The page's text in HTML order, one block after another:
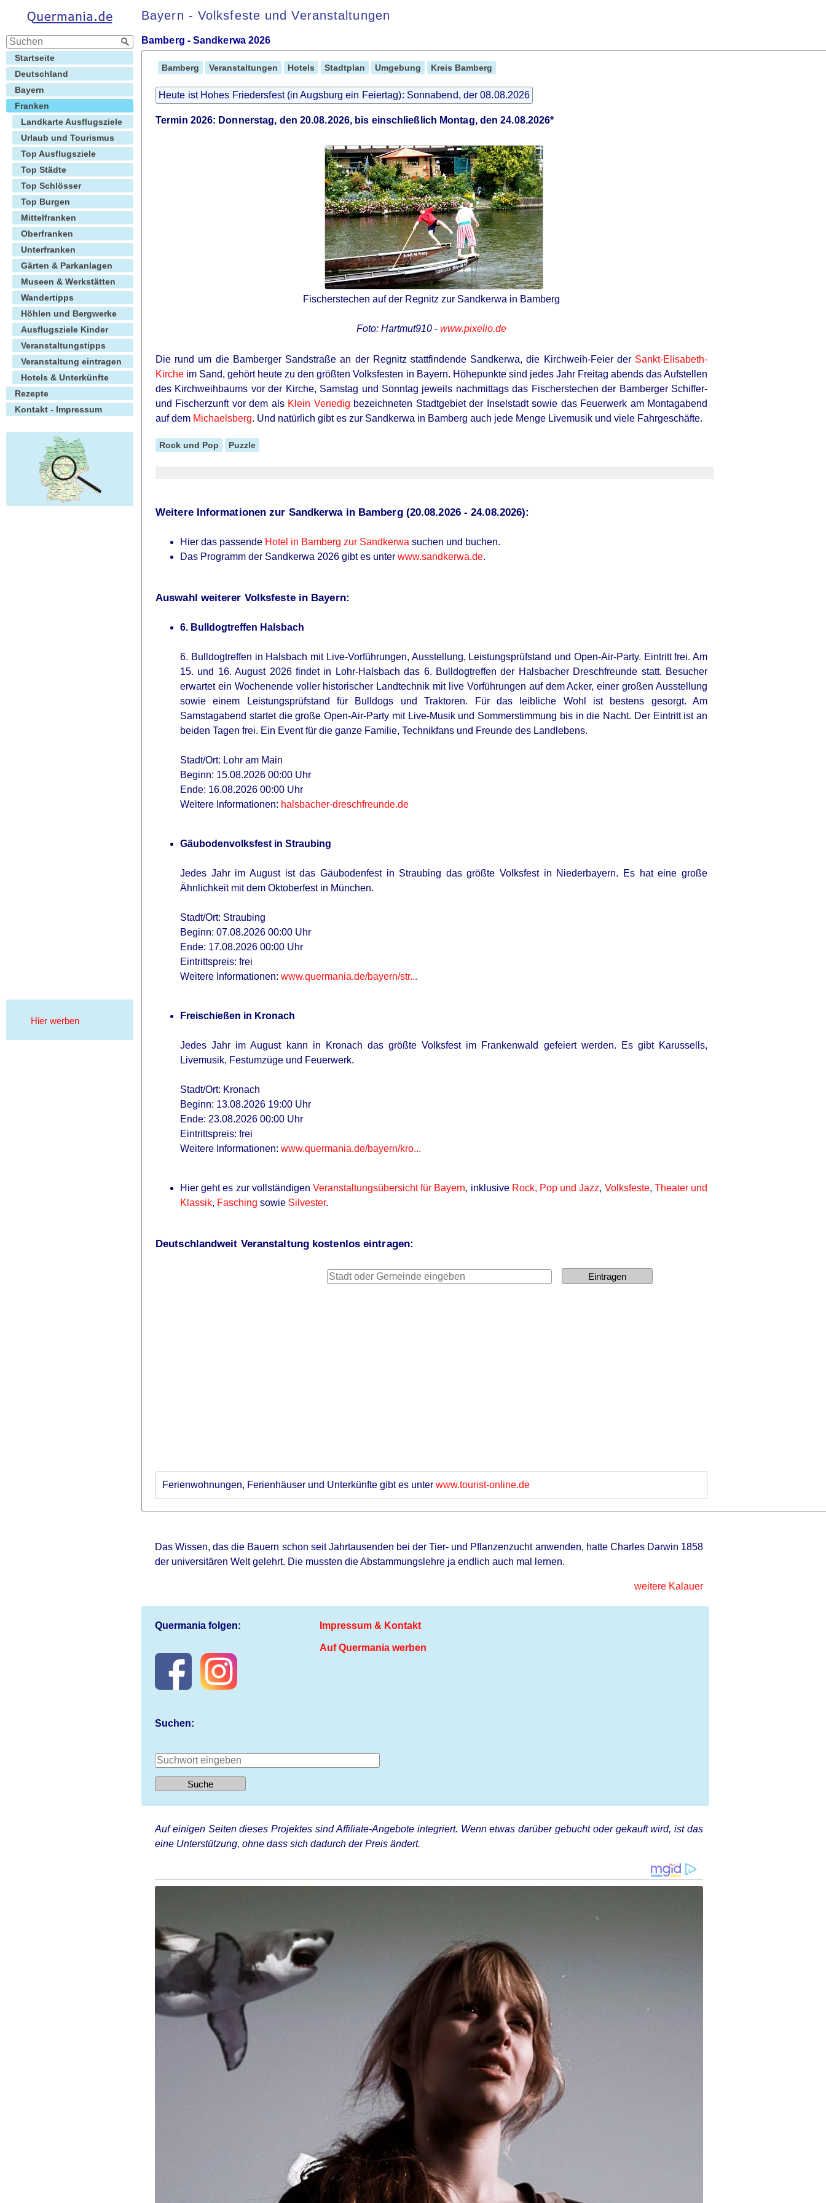
Bayern - Volksfeste und Veranstaltungen
Bamberg - Sandkerwa 2026
Bamberg Veranstaltungen Hotels Stadtplan Umgebung Kreis Bamberg
Heute ist Hohes Friedersfest (in Augsburg ein Feiertag): Sonnabend, der 08.08.2026
Termin 2026: Donnerstag, den 20.08.2026, bis einschließlich Montag, den 24.08.2026*
Fischerstechen auf der Regnitz zur Sandkerwa in Bamberg
Foto: Hartmut910 - www.pixelio.de
Die rund um die Bamberger Sandstraße an der Regnitz stattfindende Sandkerwa, die Kirchweih-Feier der Sankt-Elisabeth-
Kirche im Sand, gehört heute zu den größten Volksfesten in Bayern. Höhepunkte sind jedes Jahr Freitag abends das Aufstellen
des Kirchweihbaums vor der Kirche, Samstag und Sonntag jeweils nachmittags das Fischerstechen der Bamberger Schiffer-
und Fischerzunft vor dem als Klein Venedig bezeichneten Stadtgebiet der Inselstadt sowie das Feuerwerk am Montagabend
auf dem Michaelsberg. Und natürlich gibt es zur Sandkerwa in Bamberg auch jede Menge Livemusik und viele Fahrgeschäfte.
Rock und Pop Puzzle
Weitere Informationen zur Sandkerwa in Bamberg (20.08.2026 - 24.08.2026):
Hier das passende Hotel in Bamberg zur Sandkerwa suchen und buchen.
Das Programm der Sandkerwa 2026 gibt es unter www.sandkerwa.de.
Auswahl weiterer Volksfeste in Bayern:
6. Bulldogtreffen Halsbach
6. Bulldogtreffen in Halsbach mit Live-Vorführungen, Ausstellung, Leistungsprüfstand und Open-Air-Party. Eintritt frei. Am
15. und 16. August 2026 findet in Lohr-Halsbach das 6. Bulldogtreffen der Halsbacher Dreschfreunde statt. Besucher
erwartet ein Wochenende voller historischer Landtechnik mit live Vorführungen auf dem Acker, einer großen Ausstellung
sowie einem Leistungsprüfstand für Bulldogs und Traktoren. Für das leibliche Wohl ist bestens gesorgt. Am
Samstagabend startet die große Open-Air-Party mit Live-Musik und Sommerstimmung bis in die Nacht. Der Eintritt ist an
beiden Tagen frei. Ein Event für die ganze Familie, Technikfans und Freunde des Landlebens.
Stadt/Ort: Lohr am Main
Beginn: 15.08.2026 00:00 Uhr
Ende: 16.08.2026 00:00 Uhr
Weitere Informationen: halsbacher-dreschfreunde.de
Gäubodenvolksfest in Straubing
Jedes Jahr im August ist das Gäubodenfest in Straubing das größte Volksfest in Niederbayern. Es hat eine große
Ähnlichkeit mit dem Oktoberfest in München.
Stadt/Ort: Straubing
Beginn: 07.08.2026 00:00 Uhr
Ende: 17.08.2026 00:00 Uhr
Eintrittspreis: frei
Weitere Informationen: www.quermania.de/bayern/str...
Freischießen in Kronach
Jedes Jahr im August kann in Kronach das größte Volksfest im Frankenwald gefeiert werden. Es gibt Karussells,
Livemusik, Festumzüge und Feuerwerk.
Stadt/Ort: Kronach
Beginn: 13.08.2026 19:00 Uhr
Ende: 23.08.2026 00:00 Uhr
Eintrittspreis: frei
Weitere Informationen: www.quermania.de/bayern/kro...
Hier geht es zur vollständigen Veranstaltungsübersicht für Bayern, inklusive Rock, Pop und Jazz, Volksfeste, Theater und
Klassik, Fasching sowie Silvester.
Deutschlandweit Veranstaltung kostenlos eintragen:
Ferienwohnungen, Ferienhäuser und Unterkünfte gibt es unter www.tourist-online.de
Das Wissen, das die Bauern schon seit Jahrtausenden bei der Tier- und Pflanzenzucht anwenden, hatte Charles Darwin 1858
der universitären Welt gelehrt. Die mussten die Abstammungslehre ja endlich auch mal lernen.
weitere Kalauer
Quermania folgen: Impressum & Kontakt
Auf Quermania werben
Suchen:
Auf einigen Seiten dieses Projektes sind Affiliate-Angebote integriert. Wenn etwas darüber gebucht oder gekauft wird, ist das
eine Unterstützung, ohne dass sich dadurch der Preis ändert.
Hier werben
Startseite
Deutschland
Bayern
Franken
Landkarte Ausflugsziele
Urlaub und Tourismus
Top Ausflugsziele
Top Städte
Top Schlösser
Top Burgen
Mittelfranken
Oberfranken
Unterfranken
Gärten & Parkanlagen
Museen & Werkstätten
Wandertipps
Höhlen und Bergwerke
Ausflugsziele Kinder
Veranstaltungstipps
Veranstaltung eintragen
Hotels & Unterkünfte
Rezepte
Kontakt - Impressum